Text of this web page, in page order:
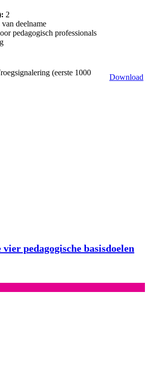
2
deelname
pedagogisch professionals
(eerste 1000
Download
pedagogische basisdoelen